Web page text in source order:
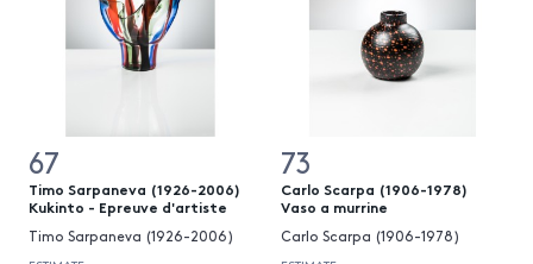
67
Timo Sarpaneva (1926-2006)
Kukinto - Epreuve d'artiste
Timo Sarpaneva (1926-2006)
73
Carlo Scarpa (1906-1978)
Vaso a murrine
Carlo Scarpa (1906-1978)